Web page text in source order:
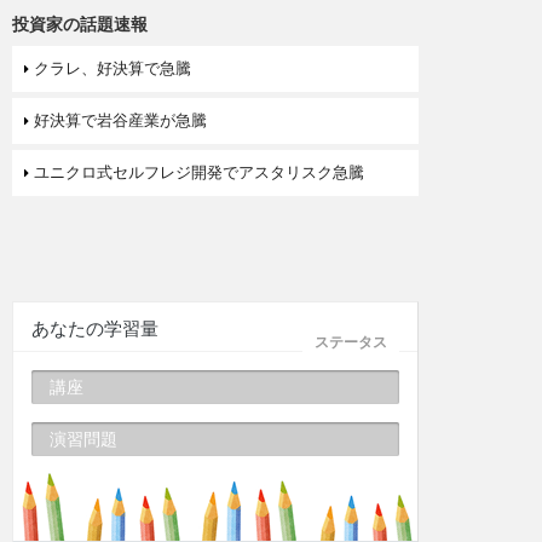
投資家の話題速報
クラレ、好決算で急騰
好決算で岩谷産業が急騰
ユニクロ式セルフレジ開発でアスタリスク急騰
ステータス
あなたの学習量
講座
演習問題